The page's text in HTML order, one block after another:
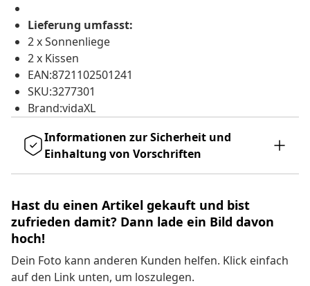
Lieferung umfasst:
2 x Sonnenliege
2 x Kissen
EAN:8721102501241
SKU:3277301
Brand:vidaXL
Informationen zur Sicherheit und
Einhaltung von Vorschriften
Hast du einen Artikel gekauft und bist
zufrieden damit? Dann lade ein Bild davon
hoch!
Dein Foto kann anderen Kunden helfen. Klick einfach
auf den Link unten, um loszulegen.